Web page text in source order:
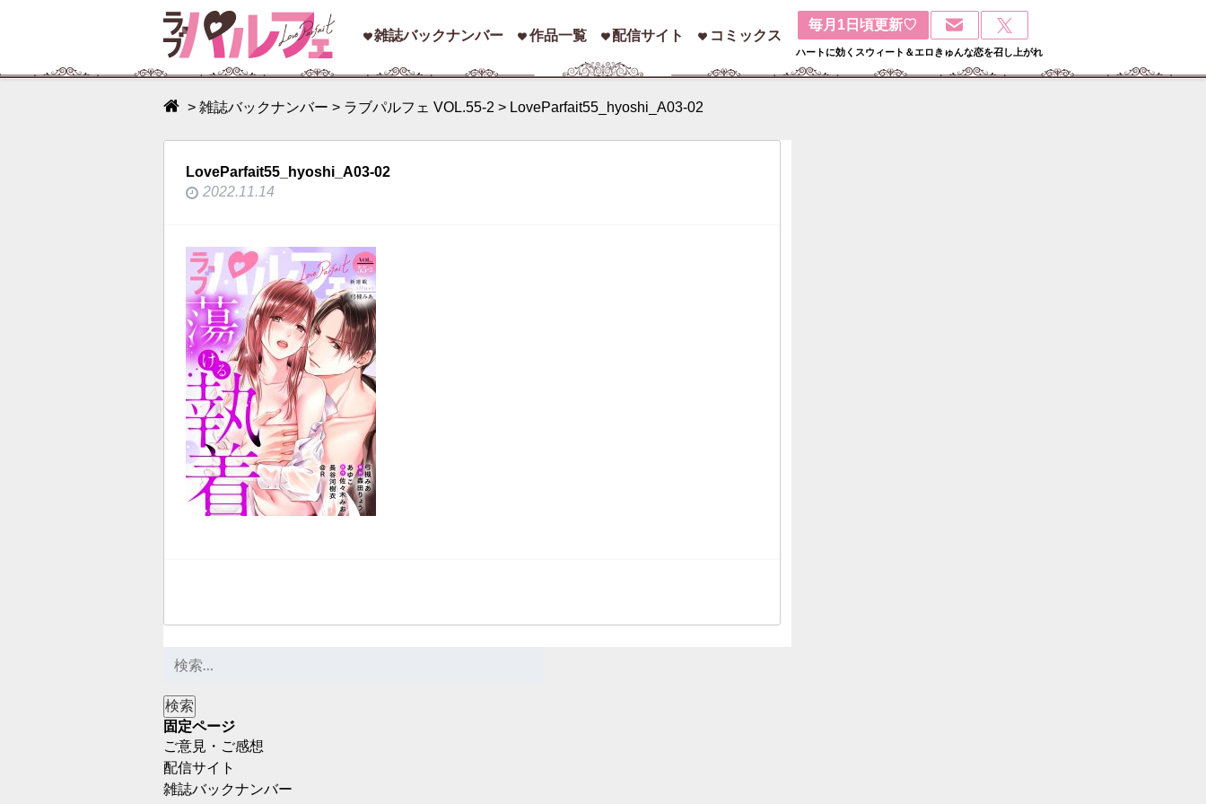
雑誌バックナンバー 作品一覧 配信サイト コミックス
毎月1日頃更新♡
ハートに効くスウィート＆エロきゅんな恋を召し上がれ
> 雑誌バックナンバー > ラブパルフェ VOL.55-2 > LoveParfait55_hyoshi_A03-02
LoveParfait55_hyoshi_A03-02
2022.11.14
固定ページ
ご意見・ご感想
配信サイト
雑誌バックナンバー